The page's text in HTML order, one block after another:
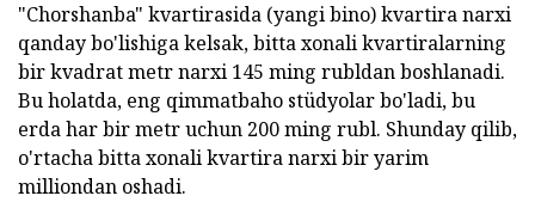
"Chorshanba" kvartirasida (yangi bino) kvartira narxi
qanday bo'lishiga kelsak, bitta xonali kvartiralarning
bir kvadrat metr narxi 145 ming rubldan boshlanadi.
Bu holatda, eng qimmatbaho stüdyolar bo'ladi, bu
erda har bir metr uchun 200 ming rubl. Shunday qilib,
o'rtacha bitta xonali kvartira narxi bir yarim
milliondan oshadi.